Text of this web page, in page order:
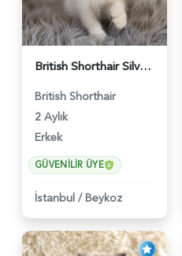
British Shorthair Silver Point Erkek 2 Aylık - 6122
British Shorthair
2 Aylık
Erkek
GÜVENILIR ÜYE
İstanbul / Beykoz